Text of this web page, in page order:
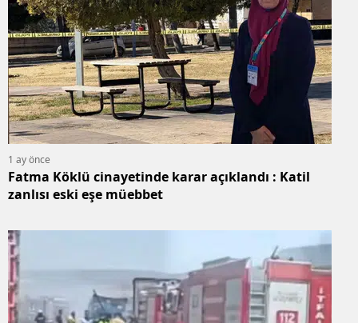
1 ay önce
Fatma Köklü cinayetinde karar açıklandı : Katil
zanlısı eski eşe müebbet